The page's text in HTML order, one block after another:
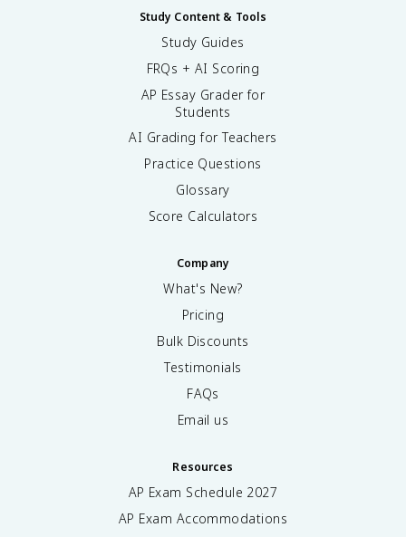
Study Content & Tools
Study Guides
FRQs + AI Scoring
AP Essay Grader for
Students
AI Grading for Teachers
Practice Questions
Glossary
Score Calculators
Company
What's New?
Pricing
Bulk Discounts
Testimonials
FAQs
Email us
Resources
AP Exam Schedule 2027
AP Exam Accommodations